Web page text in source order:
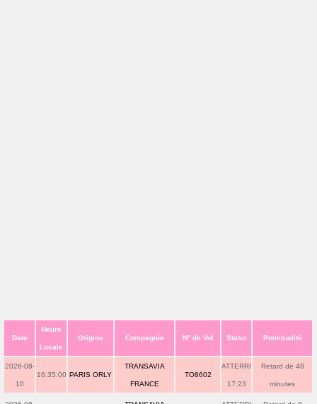
Date
Heure
Locale
Origine Compagnie N° de Vol Statut Ponctualité
2026-08-
10
16:35:00 PARIS ORLY
TRANSAVIA
FRANCE
TO8602
ATTERRI
17:23
Retard de 48
minutes